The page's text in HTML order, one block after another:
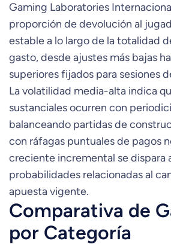
Gaming Laboratories
proporción de devolución al
estable a lo largo de la totalidad
gasto, desde ajustes más bajas
superiores fijados para sesiones
La volatilidad media-alta indica
sustanciales ocurren con
balanceando partidas de
con ráfagas puntuales de pagos
creciente incremental se dispara
probabilidades relacionadas al
apuesta vigente.
Comparativa de
por Categoría